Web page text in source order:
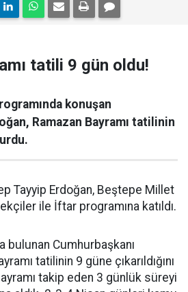
tatili 9 gün oldu!
konuşan
Ramazan Bayramı tatilinin
Tayyip Erdoğan, Beştepe Millet
ile İftar programına katıldı.
bulunan Cumhurbaşkanı
tatilinin 9 güne çıkarıldığını
takip eden 3 günlük süreyi